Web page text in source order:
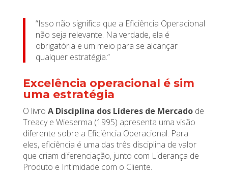
“Isso não significa que a Eficiência Operacional
não seja relevante. Na verdade, ela é
obrigatória e um meio para se alcançar
qualquer estratégia.”
Excelência operacional é sim
uma estratégia
O livro A Disciplina dos Líderes de Mercadode
Treacy e Wieserma (1995) apresenta uma visão
diferente sobre a Eficiência Operacional. Para
eles, eficiência é uma das três disciplina de valor
que criam diferenciação, junto com Liderança de
Produto e Intimidade com o Cliente.